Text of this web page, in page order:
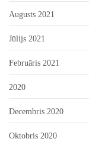
Augusts 2021
Jūlijs 2021
Februāris 2021
2020
Decembris 2020
Oktobris 2020